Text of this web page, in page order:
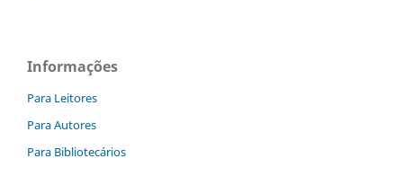
Informações
Para Leitores
Para Autores
Para Bibliotecários